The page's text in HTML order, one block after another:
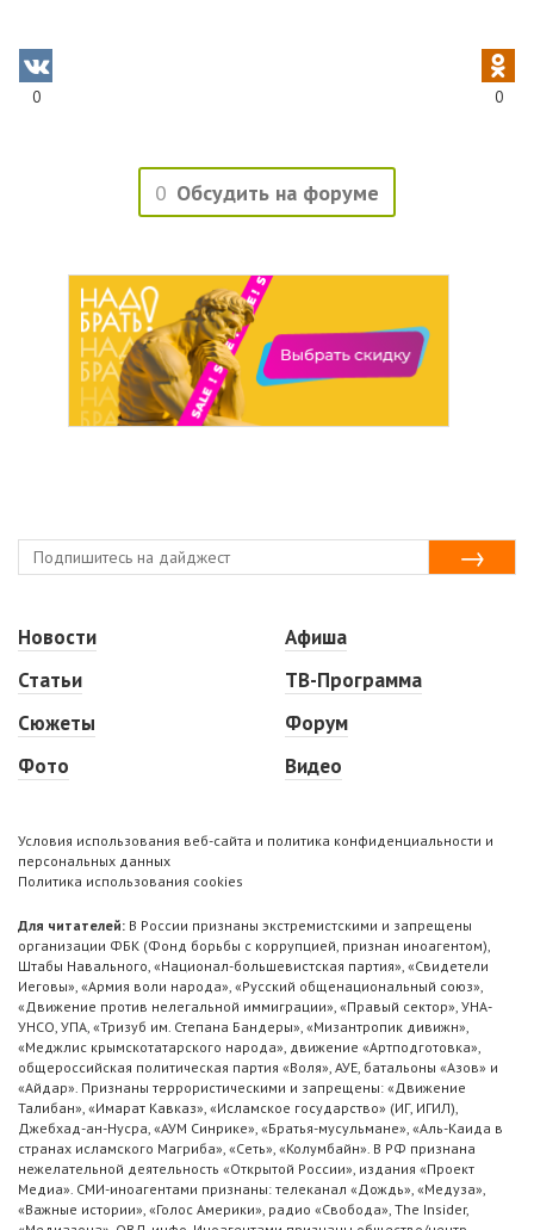
0 0
0 Обсудить на форуме
Новости
Статьи
Сюжеты
Фото
Афиша
ТВ-Программа
Форум
Видео
Условия использования веб-сайта и политика конфиденциальности и
персональных данных
Политика использования cookies
Для читателей: В России признаны экстремистскими и запрещены
организации ФБК (Фонд борьбы с коррупцией, признан иноагентом),
Штабы Навального, «Национал-большевистская партия», «Свидетели
Иеговы», «Армия воли народа», «Русский общенациональный союз»,
«Движение против нелегальной иммиграции», «Правый сектор», УНА-
УНСО, УПА, «Тризуб им. Степана Бандеры», «Мизантропик дивижн»,
«Меджлис крымскотатарского народа», движение «Артподготовка»,
общероссийская политическая партия «Воля», АУЕ, батальоны «Азов» и
«Айдар». Признаны террористическими и запрещены: «Движение
Талибан», «Имарат Кавказ», «Исламское государство» (ИГ, ИГИЛ),
Джебхад-ан-Нусра, «АУМ Синрике», «Братья-мусульмане», «Аль-Каида в
странах исламского Магриба», «Сеть», «Колумбайн». В РФ признана
нежелательной деятельность «Открытой России», издания «Проект
Медиа». СМИ-иноагентами признаны: телеканал «Дождь», «Медуза»,
«Важные истории», «Голос Америки», радио «Свобода», The Insider,